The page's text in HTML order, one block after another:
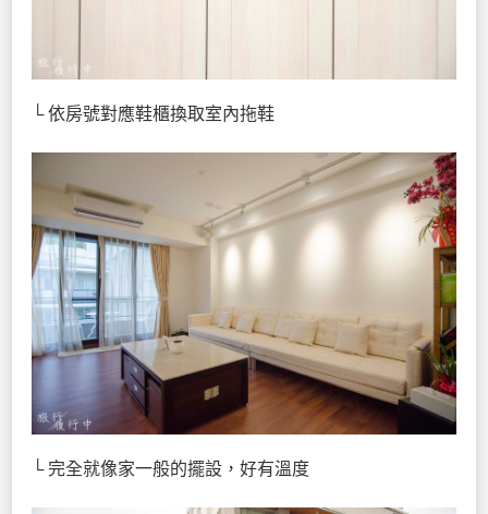
└ 依房號對應鞋櫃換取室內拖鞋
└ 完全就像家一般的擺設，好有溫度